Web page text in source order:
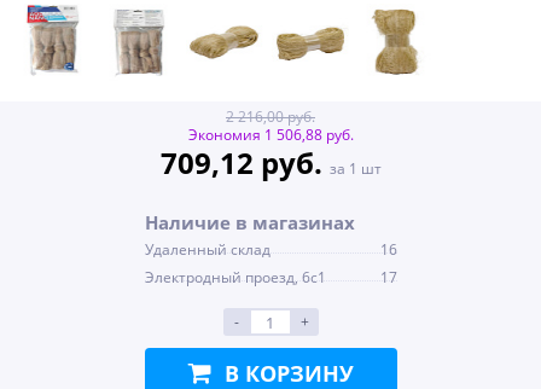
2 216,00 руб.
Экономия 1 506,88 руб.
709,12 руб. за 1 шт
Наличие в магазинах
Удаленный склад
16
Электродный проезд, 6с1
17
- +
В КОРЗИНУ